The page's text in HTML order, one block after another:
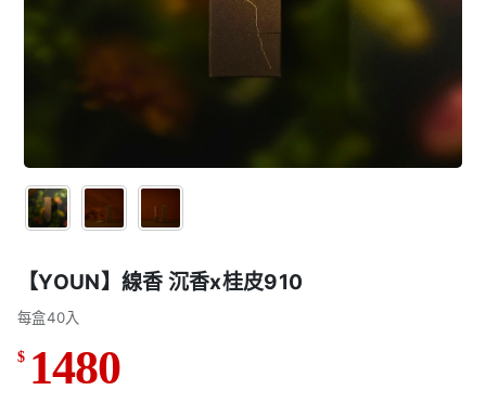
【YOUN】線香 沉香x桂皮910
每盒40入
$ 1480